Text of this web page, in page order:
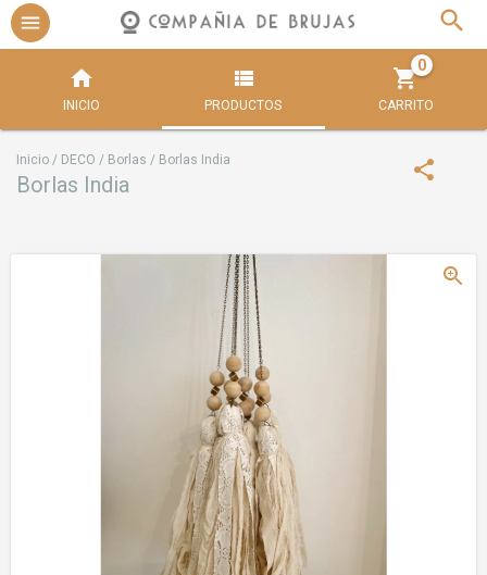
INICIO PRODUCTOS CARRITO
0
Inicio / DECO / Borlas / Borlas India
Borlas India